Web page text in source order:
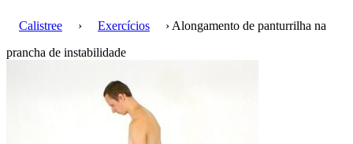
Calistree › Exercícios
› Alongamento de panturrilha na
prancha de instabilidade